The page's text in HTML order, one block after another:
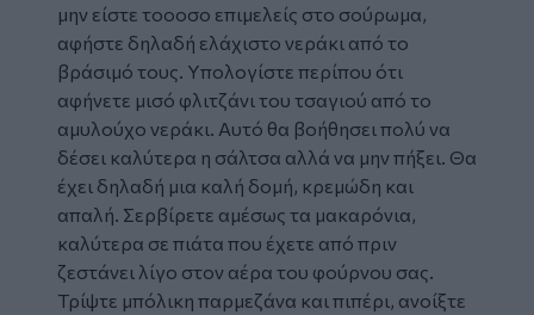
μην είστε τοοοσο επιμελείς στο σούρωμα,
αφήστε δηλαδή ελάχιστο νεράκι από το
βράσιμό τους. Υπολογίστε περίπου ότι
αφήνετε μισό φλιτζάνι του τσαγιού από το
αμυλούχο νεράκι. Αυτό θα βοήθησει πολύ να
δέσει καλύτερα η σάλτσα αλλά να μην πήξει. Θα
έχει δηλαδή μια καλή δομή, κρεμώδη και
απαλή. Σερβίρετε αμέσως τα μακαρόνια,
καλύτερα σε πιάτα που έχετε από πριν
ζεστάνει λίγο στον αέρα του φούρνου σας.
Τρίψτε μπόλικη παρμεζάνα και πιπέρι, ανοίξτε